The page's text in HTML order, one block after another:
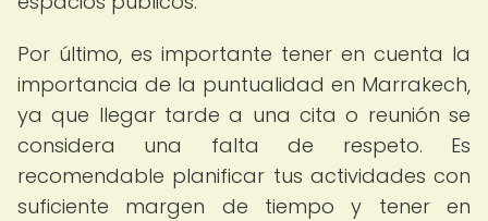
Por último, es importante tener en cuenta la
importancia de la puntualidad en Marrakech,
ya que llegar tarde a una cita o reunión se
considera una falta de respeto. Es
recomendable planificar tus actividades con
suficiente margen de tiempo y tener en